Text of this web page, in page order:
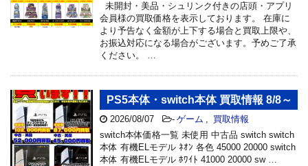
未開封・美品・シュリンク付きの店頭・アプリ
会員様の買取価格を表示しております。 在庫に
より予告なく金額が上下する場合と買取上限や、
お振込対応になる場合がございます。予めご了承
ください。 …
PS5本体・switch本体 買取情報 8/8～
2026/08/07 - ゲーム , 買取情報
switch本体価格一覧 未使用 中古品 switch switch
本体 有機ELモデル ﾈｵﾝ 各色 45000 20000 switch
本体 有機ELモデル ﾎﾜｲﾄ 41000 20000 sw …